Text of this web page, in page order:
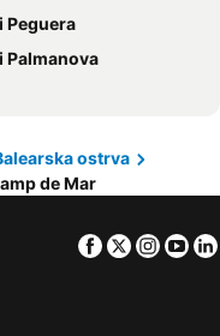
Peguera
Palmanova
ostrva
de Mar
Facebook
Twitter